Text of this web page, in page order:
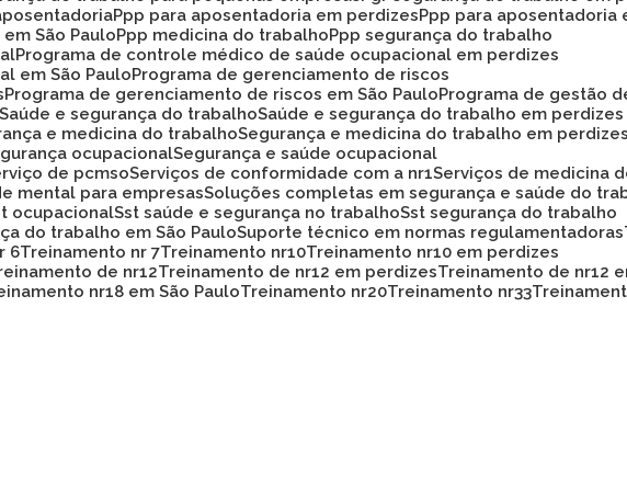
Ppp para aposentadoria em perdizes
Ppp para aposentadoria
em São Paulo Ppp medicina do trabalho
Ppp segurança do trabalho
Programa de controle médico de saúde ocupacional em perdizes
em São Paulo
Programa de gerenciamento de riscos
Programa de gerenciamento de riscos em São Paulo
Programa de gestão
Saúde e segurança do trabalho Saúde e segurança do trabalho em perdizes
e medicina do trabalho Segurança e medicina do trabalho em perdizes
ocupacional Segurança e saúde ocupacional
de pcmso Serviços de conformidade com a nr1 Serviços de medicina
mental para empresas Soluções completas em segurança e saúde do
ocupacional Sst saúde e segurança no trabalho Sst segurança do trabalho
do trabalho em São Paulo Suporte técnico em normas regulamentadoras
6 Treinamento nr 7 Treinamento nr10
Treinamento nr10 em perdizes
de nr12 Treinamento de nr12 em perdizes
Treinamento de nr12
nr18 em São Paulo Treinamento nr20 Treinamento nr33